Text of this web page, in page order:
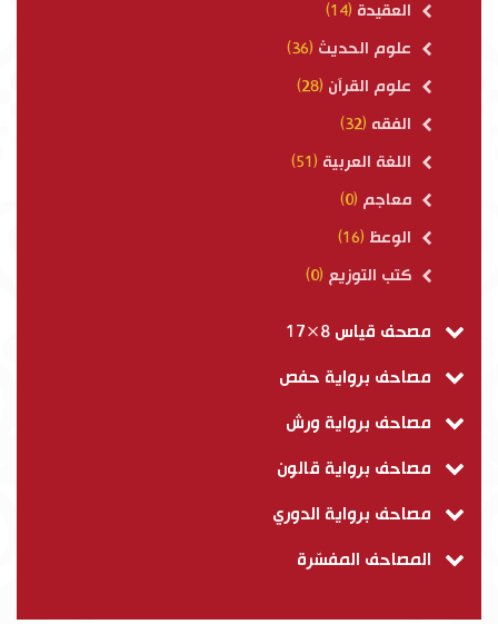
العقيدة (14)
علوم الحديث (36)
علوم القرآن (28)
الفقه (32)
اللغة العربية (51)
معاجم (0)
الوعظ (16)
كتب التوزيع (0)
مصحف قياس 8×17
مصاحف برواية حفص
مصاحف برواية ورش
مصاحف برواية قالون
مصاحف برواية الدوري
المصاحف المفسّرة